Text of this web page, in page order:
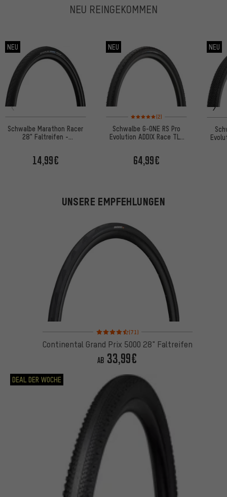
NEU REINGEKOMMEN
NEU
Schwalbe Marathon Racer
28" Faltreifen -
14,99€
NEU
Bewertungen: 5 von 5 basierend auf
(2)
Schwalbe G-ONE RS Pro
Evolution ADDIX Race TLR
64,99€
NEU
UNSERE EMPFEHLUNGEN
Bewertungen: 4,5 von 5 basierend auf 71
(71)
Continental Grand Prix 5000 28" Faltreifen
AB 33,99€
DEAL DER WOCHE